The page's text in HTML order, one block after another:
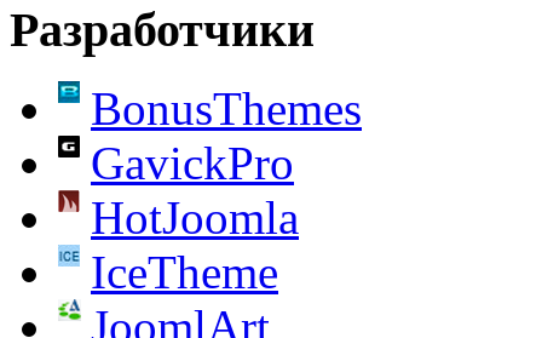
Разработчики
BonusThemes
GavickPro
HotJoomla
IceTheme
JoomlArt